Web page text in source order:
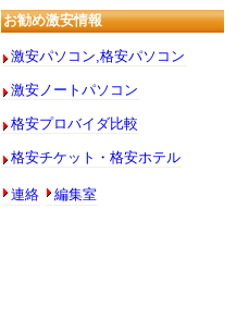
お勧め激安情報
激安パソコン,格安パソコン
激安ノートパソコン
格安プロバイダ比較
格安チケット・格安ホテル
連絡 編集室